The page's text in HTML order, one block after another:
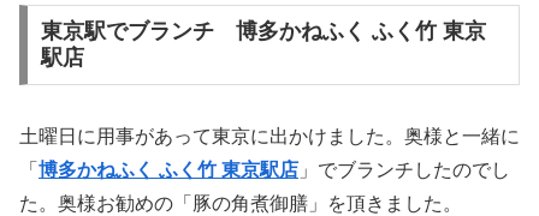
東京駅でブランチ 博多かねふく ふく竹 東京
駅店
土曜日に用事があって東京に出かけました。奥様と一緒に
「 博多かねふく ふく竹 東京駅店 」でブランチしたのでし
た。奥様お勧めの「豚の角煮御膳」を頂きました。